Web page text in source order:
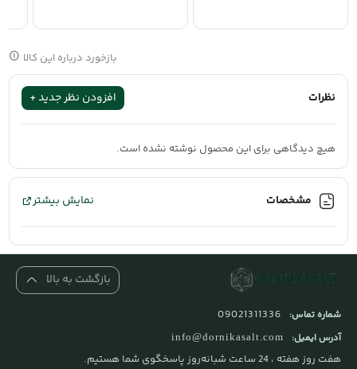
بازخورد درباره این کالا
نظرات افزودن نظر جدید +
هیچ دیدگاهی برای این محصول نوشته نشده است.
مشخصات نمایش بیشتر
بازگشت به بالا
شماره تماس: 09021311336
آدرس ایمیل: info@dornikasalt.com
هفت روز هفته ، 24 ساعت شبانه‌روز پاسخگوی شما هستیم.